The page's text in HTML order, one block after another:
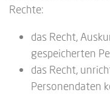
Rechte:
das Recht,
gespeicherten
das Recht,
Personendaten